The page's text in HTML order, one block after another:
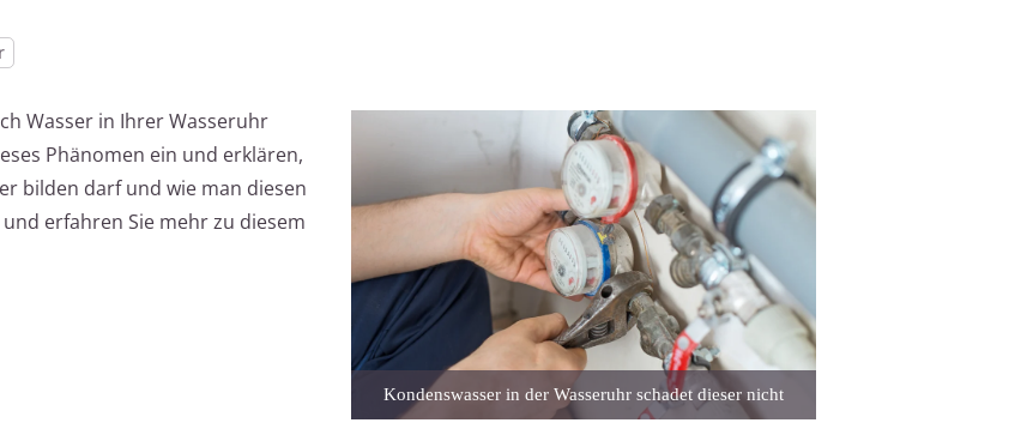
Wasser in Ihrer Wasseruhr
Phänomen ein und erklären,
bilden darf und wie man diesen
erfahren Sie mehr zu diesem
Kondenswasser in der Wasseruhr schadet dieser nicht